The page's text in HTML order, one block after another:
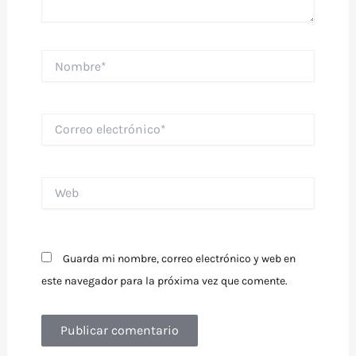
electrónico*
Guarda mi nombre, correo electrónico y web en
este navegador para la próxima vez que comente.